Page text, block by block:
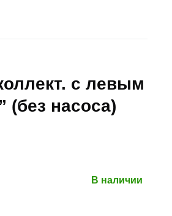
с левым
(без насоса)
В наличии